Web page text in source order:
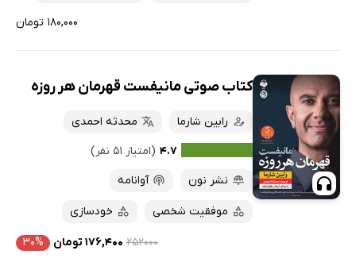
۱۸۰,۰۰۰ تومان
کتاب صوتی مانیفست قهرمان هر روزه
رابین شارما
محدثه احمدی
۴.۷ (امتیاز ۵۱ نفر)
نشر نون
آوانامه
موفقیت شخصی خودسازی
۲۵۲۰۰۰ ۱۷۶,۴۰۰ تومان ۳۰%